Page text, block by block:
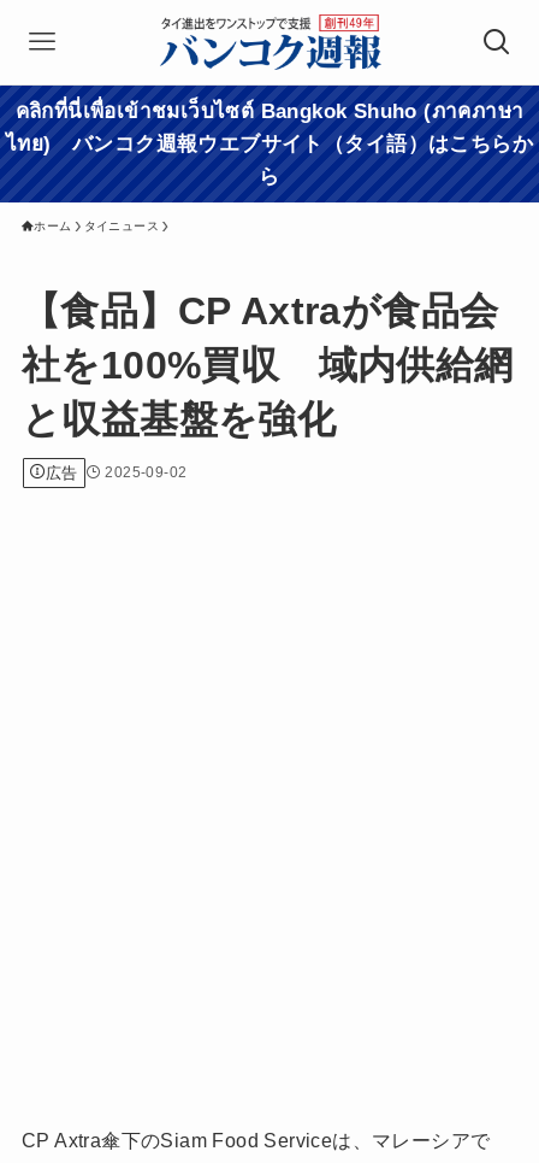
คลิกที่นี่เพื่อเข้าชมเว็บไซต์ Bangkok Shuho (ภาคภาษา
ไทย) バンコク週報ウエブサイト（タイ語）はこちらか
ら
ホーム タイニュース
【食品】CP Axtraが食品会
社を100%買収 域内供給網
と収益基盤を強化
広告 2025-09-02
CP Axtra傘下のSiam Food Serviceは、マレーシアで